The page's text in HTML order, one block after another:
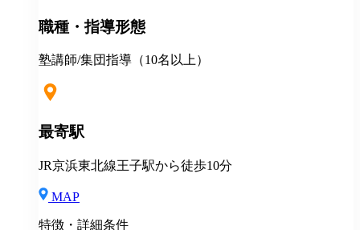
職／教務主任） 各種優待、割引 健康診断 長短貸付 各
入社祝金（最大40万円支給） ★地方からの上京入社、
伴う場合 住居の斡旋 引越し費用一部補助（25万円～35
職種・指導形態
塾講師/集団指導（10名以上）
最寄駅
JR京浜東北線王子駅から徒歩10分
MAP
特徴・詳細条件